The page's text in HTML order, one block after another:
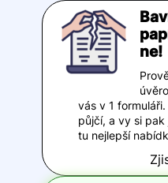
ne!
vás v 1
půjčí, a vy si
tu nejlepší